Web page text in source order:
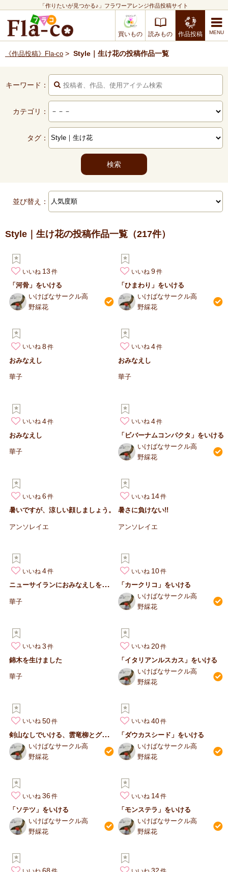
「作りたいが見つかる♪」フラワーアレンジ作品投稿サイト
買いもの 読みもの 作品投稿
《作品投稿》Fla-co > Style｜生け花の投稿作品一覧
キーワード：
カテゴリ：
タグ：
並び替え：
Style｜生け花の投稿作品一覧 （217件）
いいね 13
「河骨」をいける
いけばなサークル高
野綵花
いいね 9
「ひまわり」をいける
いけばなサークル高
野綵花
いいね 8
おみなえし
華子
いいね 4
おみなえし
華子
いいね 4
おみなえし
華子
いいね 4
「ビバーナムコンパクタ」をいける
いけばなサークル高
野綵花
いいね 6
暑いですが、涼しい顔しましょう。
アンソレイエ
いいね 14
暑さに負けない!!
アンソレイエ
いいね 4
ニ
ューサイランにおみなえしを添えて
華子
いいね 10
「カークリコ」をいける
いけばなサークル高
野綵花
いいね 3
錦木を生けました
華子
いいね 20
「イタリアンルスカス」をいける
いけばなサークル高
野綵花
いいね 50
剣
山なしでいける、雲竜柳とグロリオサのいけばな
いけばなサークル高
野綵花
いいね 40
「ダウカスシード」をいける
いけばなサークル高
野綵花
いいね 36
「ソテツ」をいける
いけばなサークル高
野綵花
いいね 14
「モンステラ」をいける
いけばなサークル高
野綵花